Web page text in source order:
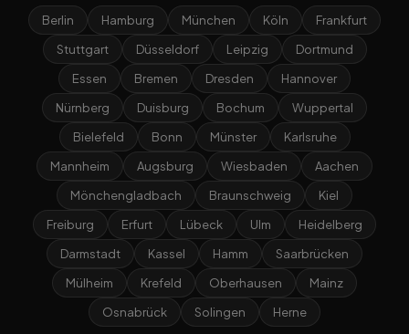
Berlin Hamburg München Köln
Frankfurt
Stuttgart
Düsseldorf Leipzig
Dortmund
Essen
Bremen Dresden
Hannover
Nürnberg
Duisburg Bochum
Wuppertal
Bielefeld
Bonn Münster
Karlsruhe
Mannheim
Augsburg Wiesbaden
Aachen
Mönchengladbach
Braunschweig
Kiel
Freiburg
Erfurt Lübeck Ulm
Heidelberg
Darmstadt
Kassel Hamm
Saarbrücken
Mülheim
Krefeld Oberhausen
Mainz
Osnabrück
Solingen Herne